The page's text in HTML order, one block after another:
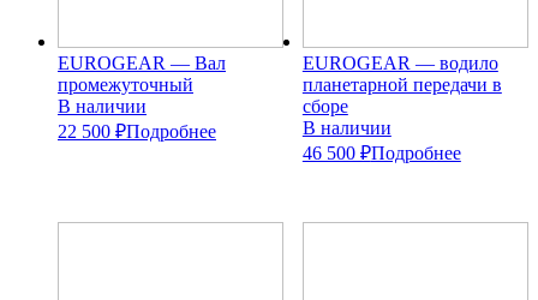
EUROGEAR — Вал
промежуточный
В наличии
22 500 ₽Подробнее
EUROGEAR — водило
планетарной передачи в
сборе
В наличии
46 500 ₽Подробнее